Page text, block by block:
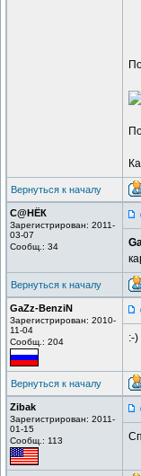
Вернуться к началу
С@НЁК
Зарегистрирован: 2011-
03-07
Сообщ.: 34
Вернуться к началу
GaZz-BenziN
Зарегистрирован: 2010-
11-04
Сообщ.: 204
:-)
Вернуться к началу
Zibak
Зарегистрирован: 2011-
01-15
Сообщ.: 113